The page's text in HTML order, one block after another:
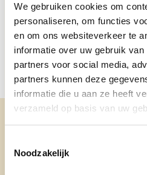
We gebruiken cookies om
personaliseren, om functies
en om ons websiteverkeer te
informatie over uw gebruik
partners voor social media,
partners kunnen deze
informatie die u aan ze heeft
verzameld op basis van uw
Noodzakelijk
Als mama van 3 dochters,